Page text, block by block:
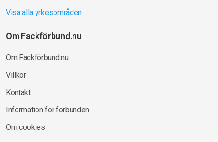
Visa alla yrkesområden
Om Fackförbund.nu
Om Fackförbund.nu
Villkor
Kontakt
Information för förbunden
Om cookies